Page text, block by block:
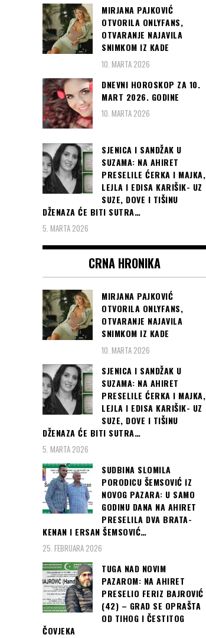
Eksplodirao parkirani
PORED VOZILA!!!
LAMBORGINIJA: Pauk
krenuo da mu digne
auto…
MIRJANA PAJKOVIĆ
OTVORILA ONLYFANS,
OTVARANJE NAJAVILA
SNIMKOM IZ KADE
10. MARTA 2026
DNEVNI HOROSKOP ZA 10.
MART 2026. GODINE
10. MARTA 2026
SJENICA I SANDŽAK U
SUZAMA: NA AHIRET
PRESELILE ĆERKA I MAJKA,
LEJLA I EDISA KARIŠIK- UZ
SUZE, DOVE I TIŠINU
DŽENAZA ĆE BITI SUTRA…
5. MARTA 2026
CRNA HRONIKA
MIRJANA PAJKOVIĆ
OTVORILA ONLYFANS,
OTVARANJE NAJAVILA
SNIMKOM IZ KADE
10. MARTA 2026
SJENICA I SANDŽAK U
SUZAMA: NA AHIRET
PRESELILE ĆERKA I MAJKA,
LEJLA I EDISA KARIŠIK- UZ
SUZE, DOVE I TIŠINU
DŽENAZA ĆE BITI SUTRA…
5. MARTA 2026
SUDBINA SLOMILA
PORODICU ŠEMSOVIĆ IZ
NOVOG PAZARA: U SAMO
GODINU DANA NA AHIRET
PRESELILA DVA BRATA-
KENAN I ERSAN ŠEMSOVIĆ…
25. FEBRUARA 2026
TUGA NAD NOVIM
PAZAROM: NA AHIRET
PRESELIO FERIZ BAJROVIĆ
(42) – GRAD SE OPRAŠTA
OD TIHOG I ČESTITOG
ČOVJEKA